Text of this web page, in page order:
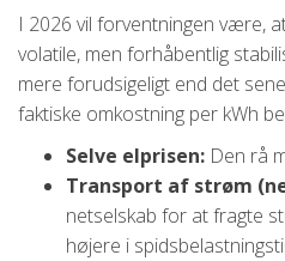
I 2026 vil forventningen være,
volatile, men forhåbentlig
mere forudsigeligt end det
faktiske omkostning per kWh
Selve elprisen: Den rå
Transport af strøm
netselskab for at fragte
højere i